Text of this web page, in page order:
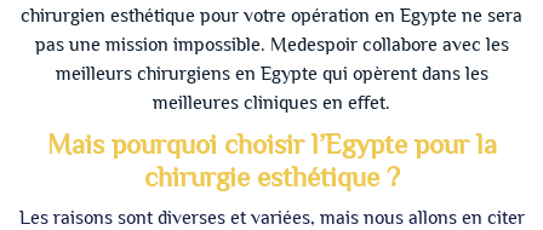
chirurgien esthétique pour votre opération en Egypte ne sera
pas une mission impossible. Medespoir collabore avec les
meilleurs chirurgiens en Egypte qui opèrent dans les
meilleures cliniques en effet.
Mais pourquoi choisir l’Egypte pour la
chirurgie esthétique ?
Les raisons sont diverses et variées, mais nous allons en citer